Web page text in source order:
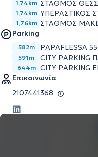
1,74km ΣΤΑΘΜΟΣ
1,74km ΥΠΕΡΑΣΤΙΚΟΣ
1,76km ΣΤΑΘΜΟΣ
Parking
582m PAPAFLESSA
591m CITY
644m
CITY PARKING
Επικοινωνία
2107441368